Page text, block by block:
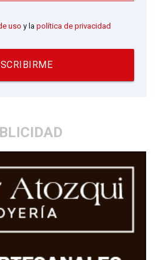
uso y lapolítica de privacidad